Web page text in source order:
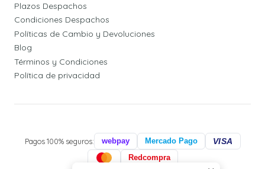
Plazos Despachos
Condiciones Despachos
Políticas de Cambio y Devoluciones
Blog
Términos y Condiciones
Política de privacidad
Pagos 100% seguros: webpay Mercado Pago VISA
Redcompra